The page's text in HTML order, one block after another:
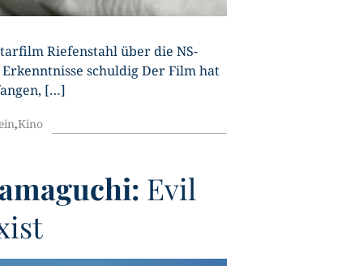
Riefenstahl über die NS-
schuldig Der Film hat
[…]
,Kino
Evil